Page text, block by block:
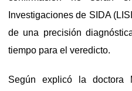
Investigaciones de SIDA
de una precisión
tiempo para el veredicto.
Según explicó la doctora